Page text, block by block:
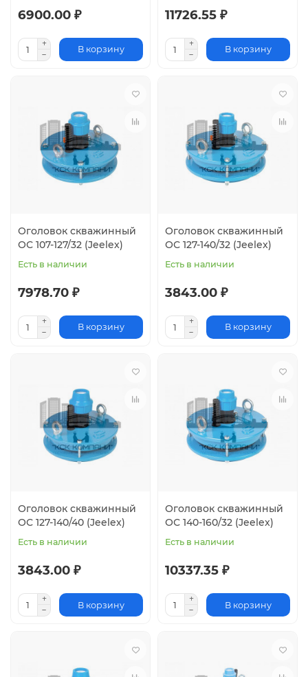
6900.00 ₽
В корзину
11726.55 ₽
В корзину
Оголовок скважинный
ОС 107-127/32 (Jeelex)
Есть в наличии
7978.70 ₽
В корзину
Оголовок скважинный
ОС 127-140/32 (Jeelex)
Есть в наличии
3843.00 ₽
В корзину
Оголовок скважинный
ОС 127-140/40 (Jeelex)
Есть в наличии
3843.00 ₽
В корзину
Оголовок скважинный
ОС 140-160/32 (Jeelex)
Есть в наличии
10337.35 ₽
В корзину